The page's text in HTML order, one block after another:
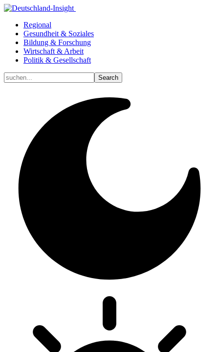
Regional
Gesundheit & Soziales
Bildung & Forschung
Wirtschaft & Arbeit
Politik & Gesellschaft